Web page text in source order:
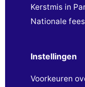
Kerstmis in
Nationale
Instellingen
Voorkeuren